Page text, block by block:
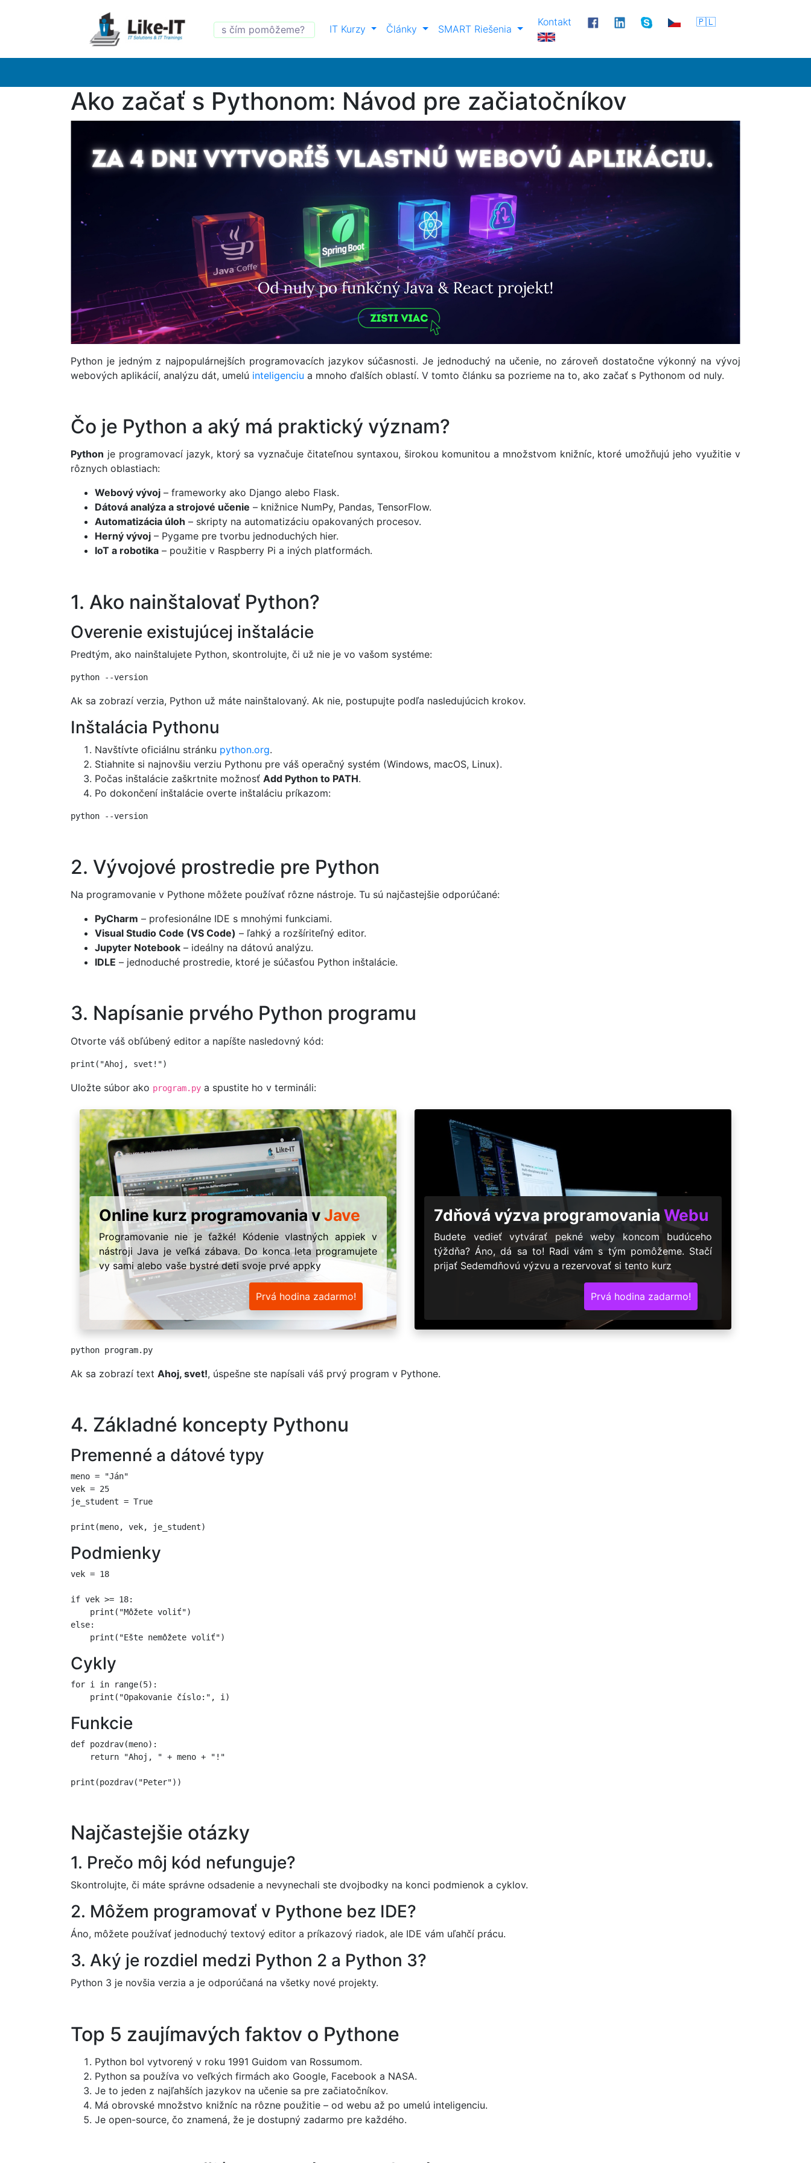
IT Kurzy Články SMART Riešenia
Kontakt 🇵🇱
Ako začať s Pythonom: Návod pre začiatočníkov
Python je jedným z najpopulárnejších programovacích jazykov súčasnosti. Je jednoduchý na učenie, no zároveň dostatočne výkonný na vývoj
webových aplikácií, analýzu dát, umelú inteligenciu a mnoho ďalších oblastí. V tomto článku sa pozrieme na to, ako začať s Pythonom od nuly.
Čo je Python a aký má praktický význam?
Python je programovací jazyk, ktorý sa vyznačuje čitateľnou syntaxou, širokou komunitou a množstvom knižníc, ktoré umožňujú jeho využitie v
rôznych oblastiach:
Webový vývoj – frameworky ako Django alebo Flask.
Dátová analýza a strojové učenie – knižnice NumPy, Pandas, TensorFlow.
Automatizácia úloh – skripty na automatizáciu opakovaných procesov.
Herný vývoj – Pygame pre tvorbu jednoduchých hier.
IoT a robotika – použitie v Raspberry Pi a iných platformách.
1. Ako nainštalovať Python?
Overenie existujúcej inštalácie
Predtým, ako nainštalujete Python, skontrolujte, či už nie je vo vašom systéme:
Ak sa zobrazí verzia, Python už máte nainštalovaný. Ak nie, postupujte podľa nasledujúcich krokov.
Inštalácia Pythonu
Navštívte oficiálnu stránku python.org.
Stiahnite si najnovšiu verziu Pythonu pre váš operačný systém (Windows, macOS, Linux).
Počas inštalácie zaškrtnite možnosť Add Python to PATH.
Po dokončení inštalácie overte inštaláciu príkazom:
2. Vývojové prostredie pre Python
Na programovanie v Pythone môžete používať rôzne nástroje. Tu sú najčastejšie odporúčané:
PyCharm – profesionálne IDE s mnohými funkciami.
Visual Studio Code (VS Code) – ľahký a rozšíriteľný editor.
Jupyter Notebook – ideálny na dátovú analýzu.
IDLE – jednoduché prostredie, ktoré je súčasťou Python inštalácie.
3. Napísanie prvého Python programu
Otvorte váš obľúbený editor a napíšte nasledovný kód:
Uložte súbor ako program.py a spustite ho v termináli:
Online kurz programovania vJave
Programovanie nie je ťažké! Kódenie vlastných appiek v
nástroji Java je veľká zábava. Do konca leta programujete
vy sami alebo vaše bystré deti svoje prvé appky
Prvá hodina zadarmo!
7dňová výzva programovania Webu
Budete vedieť vytvárať pekné weby koncom budúceho
týždňa? Áno, dá sa to! Radi vám s tým pomôžeme. Stačí
prijať Sedemdňovú výzvu a rezervovať si tento kurz
Prvá hodina zadarmo!
Ak sa zobrazí text Ahoj, svet!, úspešne ste napísali váš prvý program v Pythone.
4. Základné koncepty Pythonu
Premenné a dátové typy
meno = "Ján"
vek = 25
je_student = True
Podmienky
vek = 18
if vek >= 18:
    print("Môžete voliť")
else:
Cykly
for i in range(5):
Funkcie
def pozdrav(meno):
    return "Ahoj, " + meno + "!"
Najčastejšie otázky
1. Prečo môj kód nefunguje?
Skontrolujte, či máte správne odsadenie a nevynechali ste dvojbodky na konci podmienok a cyklov.
2. Môžem programovať v Pythone bez IDE?
Áno, môžete používať jednoduchý textový editor a príkazový riadok, ale IDE vám uľahčí prácu.
3. Aký je rozdiel medzi Python 2 a Python 3?
Python 3 je novšia verzia a je odporúčaná na všetky nové projekty.
Top 5 zaujímavých faktov o Pythone
Python bol vytvorený v roku 1991 Guidom van Rossumom.
Python sa používa vo veľkých firmách ako Google, Facebook a NASA.
Je to jeden z najľahších jazykov na učenie sa pre začiatočníkov.
Má obrovské množstvo knižníc na rôzne použitie – od webu až po umelú inteligenciu.
Je open-source, čo znamená, že je dostupný zadarmo pre každého.